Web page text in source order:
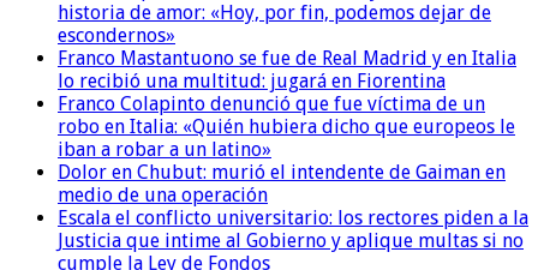
historia de amor: «Hoy, por fin, podemos dejar de
escondernos»
Franco Mastantuono se fue de Real Madrid y en Italia
lo recibió una multitud: jugará en Fiorentina
Franco Colapinto denunció que fue víctima de un
robo en Italia: «Quién hubiera dicho que europeos le
iban a robar a un latino»
Dolor en Chubut: murió el intendente de Gaiman en
medio de una operación
Escala el conflicto universitario: los rectores piden a la
Justicia que intime al Gobierno y aplique multas si no
cumple la Ley de Fondos